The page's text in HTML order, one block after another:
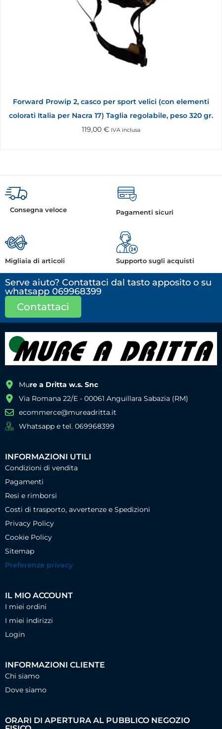
Forward Prowip 2, casco per sport velici (con elementi
colorati Italia per Nacra 17) Taglia regolabile, peso 320 gr.
119,00 € IVA inclusa
Consegna veloce Pagamenti sicuri
Migliaia di articoli Supporto sugli acquisti
Serve aiuto? Contattaci dal tasto apposito o su
whatsapp 069968399
Contattaci
Mure a Dritta w.s. Snc
Via Romana 22/E - 00061 Anguillara Sabazia (RM)
ecommerce@mureadritta.it
Whatsapp e tel. 069968399
INFORMAZIONI UTILI
Condizioni di vendita
Pagamenti
Resi e rimborsi
Costi di trasporto, avvertenze e Spedizioni
Privacy Policy
Cookie Policy
Sitemap
Preferenze privacy
IL MIO ACCOUNT
I miei ordini
I miei indirizzi
Login
INFORMAZIONI CLIENTE
Chi siamo
Dove siamo
ORARI DI APERTURA AL PUBBLICO NEGOZIO